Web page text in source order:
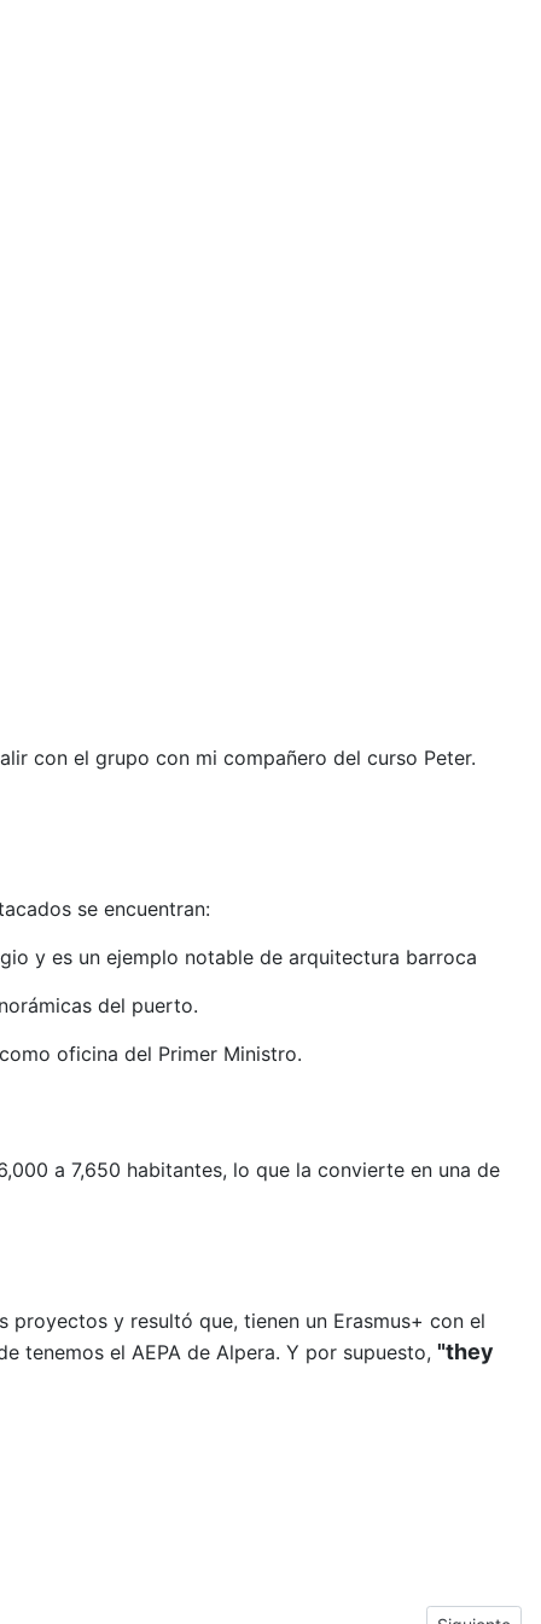
con el grupo con mi compañero del curso Peter.
se encuentran:​
y es un ejemplo notable de arquitectura barroca
del puerto.
oficina del Primer Ministro.
a 7,650 habitantes, lo que la convierte en una de
proyectos y resultó que, tienen un Erasmus+ con el
tenemos el AEPA de Alpera. Y por supuesto, "they